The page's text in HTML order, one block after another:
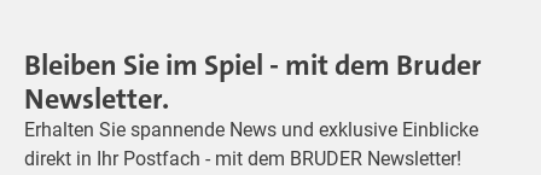
Bleiben Sie im Spiel - mit dem Bruder
Newsletter.
Erhalten Sie spannende News und exklusive Einblicke
direkt in Ihr Postfach - mit dem BRUDER Newsletter!